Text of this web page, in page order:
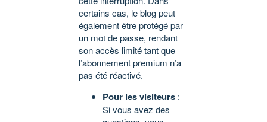
certains cas, le blog peut
également être protégé par
un mot de passe, rendant
son accès limité tant que
l’abonnement premium n’a
pas été réactivé.
Pour les visiteurs :
Si vous avez des